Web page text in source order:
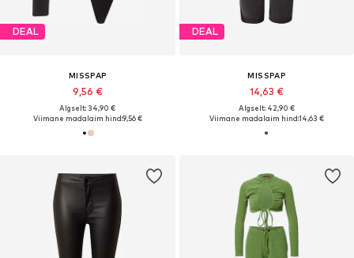
DEAL
MISSPAP
9,56 €
Algselt: 34,90 €
Viimane madalaim hind:9,56 €
DEAL
MISSPAP
14,63 €
Algselt: 42,90 €
Viimane madalaim hind:14,63 €